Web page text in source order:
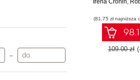
–
and Mixed
- Second
Irena Cronin,
(81,75 zł najniższa
109.00 zł